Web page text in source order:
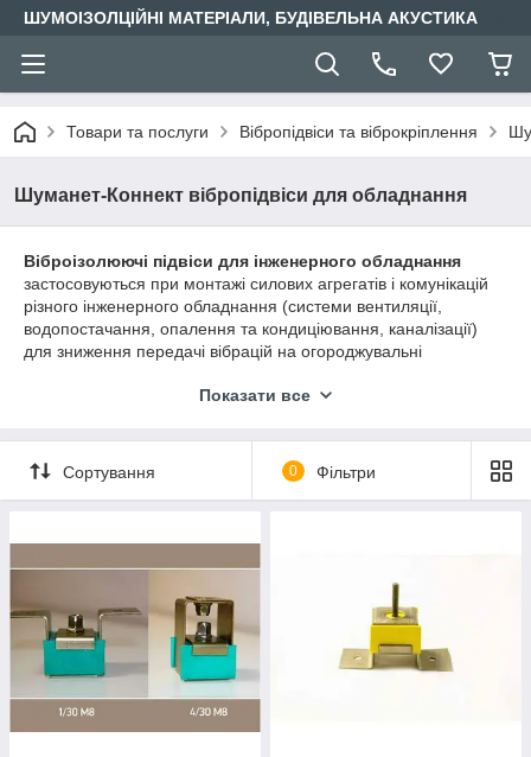
ШУМОІЗОЛЦІЙНІ МАТЕРІАЛИ, БУДІВЕЛЬНА АКУСТИКА
Товари та послуги Вібропідвіси та віброкріплення
Шуманет-Коннект вібропідвіси для обладнання
Віброізолюючі підвіси для інженерного обладнання
застосовуються при монтажі силових агрегатів і комунікацій
різного інженерного обладнання (системи вентиляції,
водопостачання, опалення та кондиціювання, каналізації)
для зниження передачі вібрацій на огороджувальні
Відмітні особливості
- На відміну від пружинних віброізоляторів, підвіси Шуманет-
Коннект ефективні як в області низьких, так і в області
середніх і високих частот;
- Анодовані силові металеві елементи підвісу;
Показати все
Сортування 0 Фільтри